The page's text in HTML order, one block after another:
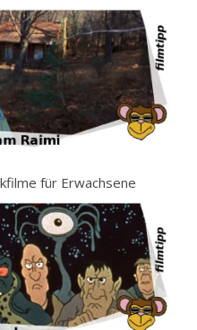
für Erwachsene